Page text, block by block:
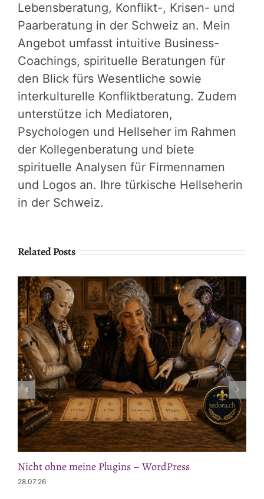
Lebensberatung, Konflikt-, Krisen- und
Paarberatung in der Schweiz an. Mein
Angebot umfasst intuitive Business-
Coachings, spirituelle Beratungen für
den Blick fürs Wesentliche sowie
interkulturelle Konfliktberatung. Zudem
unterstütze ich Mediatoren,
Psychologen und Hellseher im Rahmen
der Kollegenberatung und biete
spirituelle Analysen für Firmennamen
und Logos an. Ihre türkische Hellseherin
in der Schweiz.
Related Posts
Nicht ohne meine Plugins – WordPress
28.07.26